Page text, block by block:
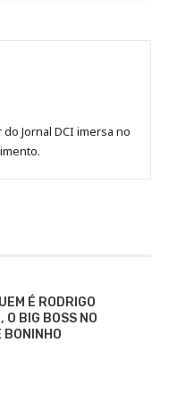
Jornal DCI imersa no
É RODRIGO
O BIG BOSS NO
BONINHO